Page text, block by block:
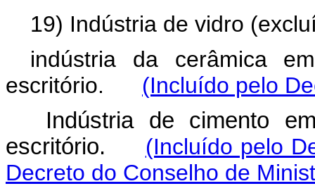
19) Indústria de vidro
indústria da cerâmica
escritório. (Incluído pelo
Indústria de cimento
escritório.
(Incluído pelo
Decreto do Conselho de